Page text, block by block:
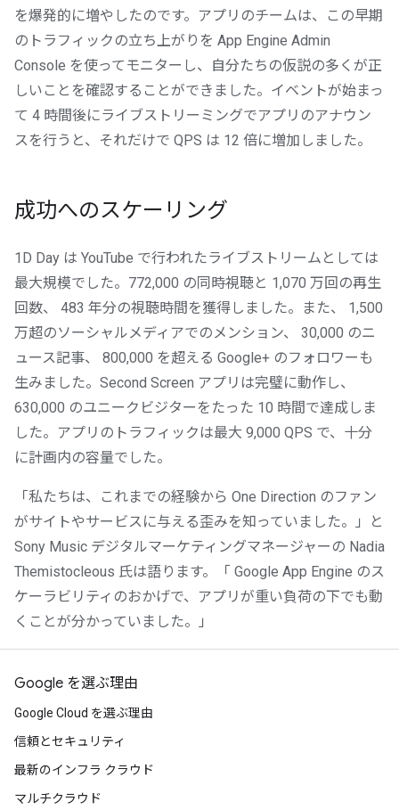
を爆発的に増やしたのです。アプリのチームは、この早期
のトラフィックの立ち上がりを App Engine Admin
Console を使ってモニターし、自分たちの仮説の多くが正
しいことを確認することができました。イベントが始まっ
て 4 時間後にライブストリーミングでアプリのアナウン
スを行うと、それだけで QPS は 12 倍に増加しました。
成功へのスケーリング
1D Day は YouTube で行われたライブストリームとしては
最大規模でした。772,000 の同時視聴と 1,070 万回の再生
回数、 483 年分の視聴時間を獲得しました。また、 1,500
万超のソーシャルメディアでのメンション、 30,000 のニ
ュース記事、 800,000 を超える Google+ のフォロワーも
生みました。Second Screen アプリは完璧に動作し、
630,000 のユニークビジターをたった 10 時間で達成しま
した。アプリのトラフィックは最大 9,000 QPS で、十分
に計画内の容量でした。
「私たちは、これまでの経験から One Direction のファン
がサイトやサービスに与える歪みを知っていました。」と
Sony Music デジタルマーケティングマネージャーの Nadia
Themistocleous 氏は語ります。「 Google App Engine のス
ケーラビリティのおかげで、アプリが重い負荷の下でも動
くことが分かっていました。」
Google を選ぶ理由
Google Cloud を選ぶ理由
信頼とセキュリティ
最新のインフラ クラウド
マルチクラウド